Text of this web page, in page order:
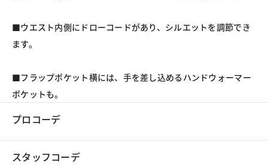
■ウエスト内側にドローコードがあり、シルエットを調節でき
ます。
■フラップポケット横には、手を差し込めるハンドウォーマー
ポケットも。
プロコーデ
スタッフコーデ